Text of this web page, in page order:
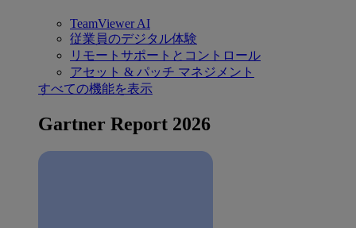
TeamViewer AI
従業員のデジタル体験
リモートサポートとコントロール
アセット & パッチ マネジメント
すべての機能を表示
Gartner Report 2026